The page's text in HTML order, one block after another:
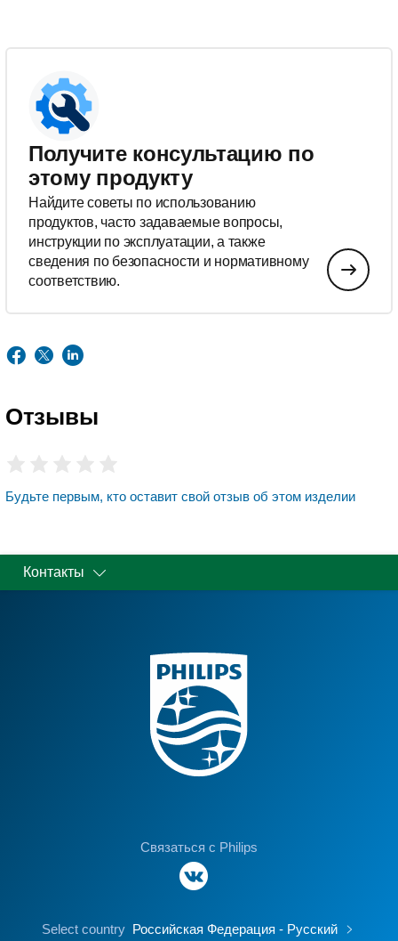
Получите консультацию по
этому продукту
Найдите советы по использованию
продуктов, часто задаваемые вопросы,
инструкции по эксплуатации, а также
сведения по безопасности и нормативному
соответствию.
Отзывы
Будьте первым, кто оставит свой отзыв об этом изделии
Контакты
Связаться с Philips
Select country Российская Федерация - Русский